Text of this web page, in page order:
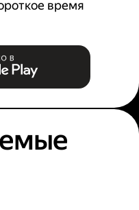
время